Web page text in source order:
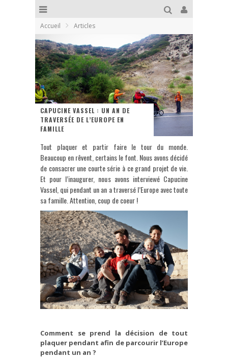
Accueil Articles
CAPUCINE VASSEL : UN AN DE
TRAVERSÉE DE L’EUROPE EN
FAMILLE
Tout plaquer et partir faire le tour du monde.
Beaucoup en rêvent, certains le font. Nous avons décidé
de consacrer une courte série à ce grand projet de vie.
Et pour l’inaugurer, nous avons interviewé Capucine
Vassel, qui pendant un an a traversé l’Europe avec toute
sa famille. Attention, coup de coeur !
Comment se prend la décision de tout
plaquer pendant afin de parcourir l’Europe
pendant un an ?